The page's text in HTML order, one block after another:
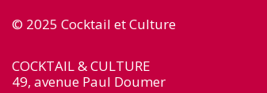
© 2025 Cocktail et Culture
COCKTAIL & CULTURE
49, avenue Paul Doumer